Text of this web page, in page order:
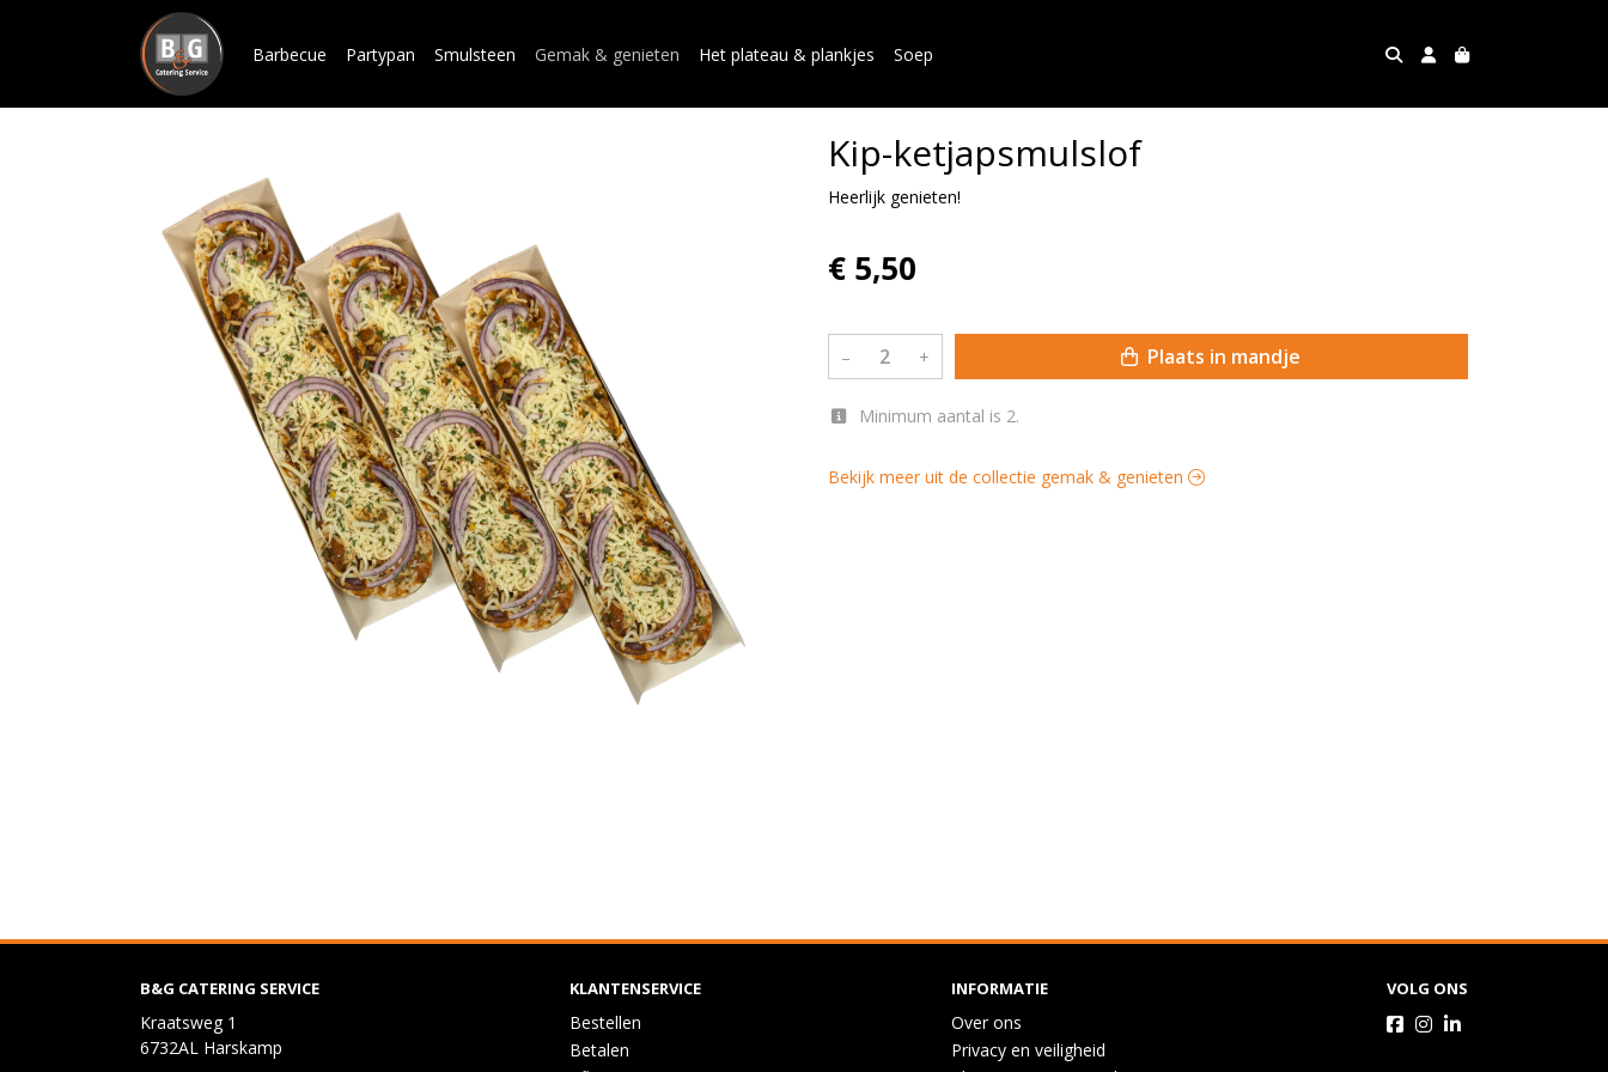
Barbecue Partypan Smulsteen Gemak & genieten Het plateau & plankjes Soep
Kip-ketjapsmulslof
Heerlijk genieten!
€ 5,50
– + Plaats in mandje
Minimum aantal is 2.
Bekijk meer uit de collectie gemak & genieten
B&G CATERING SERVICE
Kraatsweg 1
6732AL Harskamp
KLANTENSERVICE
Bestellen
Betalen
INFORMATIE
Over ons
Privacy en veiligheid
VOLG ONS